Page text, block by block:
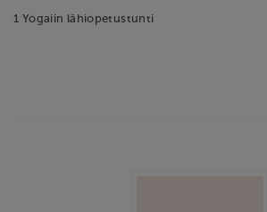
1 Yogaiin lähiopetustunti